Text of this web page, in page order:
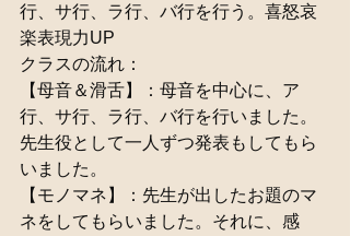
行、サ行、ラ行、バ行を行う。喜怒哀
楽表現力UP
クラスの流れ：
【母音＆滑舌】：母音を中心に、ア
行、サ行、ラ行、バ行を行いました。
先生役として一人ずつ発表もしてもら
いました。
【モノマネ】：先生が出したお題のマ
ネをしてもらいました。それに、感